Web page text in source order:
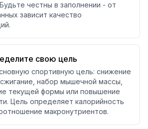
честны в заполнении - от
зависит качество
свою цель
спортивную цель: снижение
набор мышечной массы,
текущей формы или повышение
Цель определяет калорийность
макронутриентов.